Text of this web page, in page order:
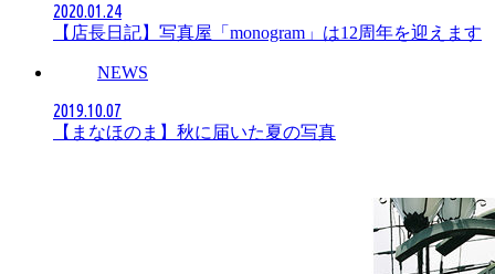
2020.01.24
【店長日記】写真屋「monogram」は12周年を迎えます
NEWS
2019.10.07
【まなほのま】秋に届いた夏の写真